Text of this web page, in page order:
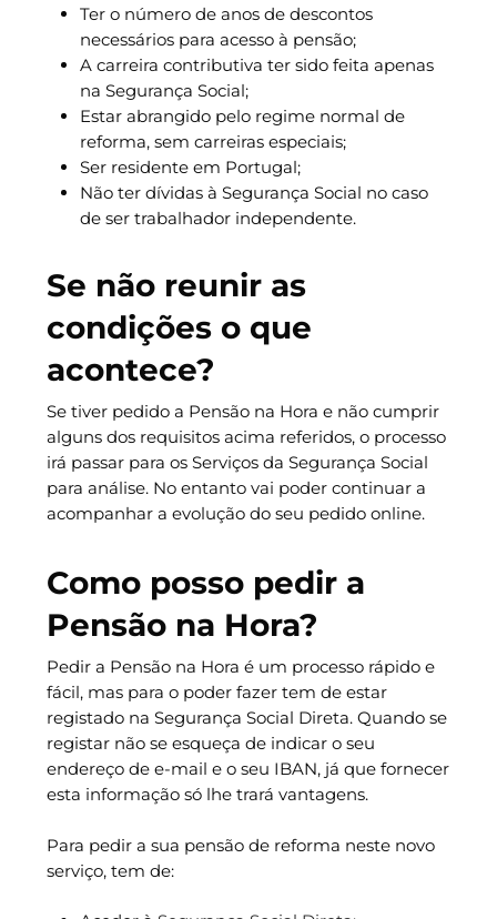
Ter o número de anos de descontos
necessários para acesso à pensão;
A carreira contributiva ter sido feita apenas
na Segurança Social;
Estar abrangido pelo regime normal de
reforma, sem carreiras especiais;
Ser residente em Portugal;
Não ter dívidas à Segurança Social no caso
de ser trabalhador independente.
Se não reunir as
condições o que
acontece?
Se tiver pedido a Pensão na Hora e não cumprir
alguns dos requisitos acima referidos, o processo
irá passar para os Serviços da Segurança Social
para análise. No entanto vai poder continuar a
acompanhar a evolução do seu pedido online.
Como posso pedir a
Pensão na Hora?
Pedir a Pensão na Hora é um processo rápido e
fácil, mas para o poder fazer tem de estar
registado na Segurança Social Direta. Quando se
registar não se esqueça de indicar o seu
endereço de e-mail e o seu IBAN, já que fornecer
esta informação só lhe trará vantagens.
Para pedir a sua pensão de reforma neste novo
serviço, tem de: